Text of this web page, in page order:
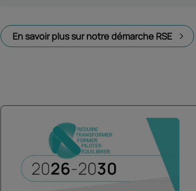
En savoir plus sur notre démarche RSE